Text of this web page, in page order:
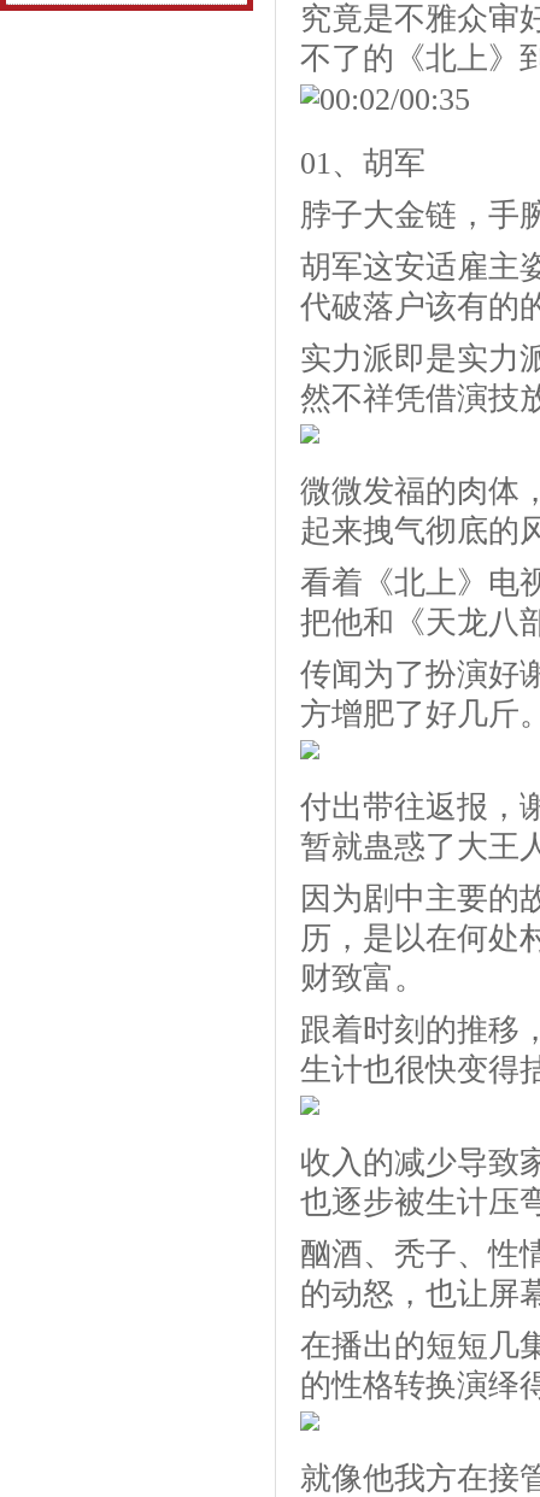
究竟是不雅众审
不了的《北上》
00:02/00:35
01、胡军
脖子大金链，手
胡军这安适雇主
代破落户该有的
实力派即是实力
然不祥凭借演技
微微发福的肉体
起来拽气彻底的
看着《北上》电
把他和《天龙八
传闻为了扮演好
方增肥了好几斤
付出带往返报，
暂就蛊惑了大王
因为剧中主要的
历，是以在何处
财致富。
跟着时刻的推移
生计也很快变得
收入的减少导致
也逐步被生计压
酗酒、秃子、性
的动怒，也让屏
在播出的短短几
的性格转换演绎
就像他我方在接